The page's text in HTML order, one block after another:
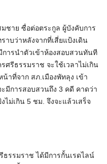
ชาย ซื่อต่อตระกูล ผู้บังคับการ
าบว่าหลังจากที่เสี่ยแป้งเดิน
การนำตัวเข้าห้องสอบสวนทันที
ศรีธรรมราช จะใช้เวลาไม่เกิน
าที่จาก สภ.เมืองพัทลุง เข้า
มีการสอบสวนถึง 3 คดี คาดว่า
ไม่เกิน 5 ชม. จึงจะแล้วเสร็จ
ธรรมราช ได้มีการกั้นเรดไลน์